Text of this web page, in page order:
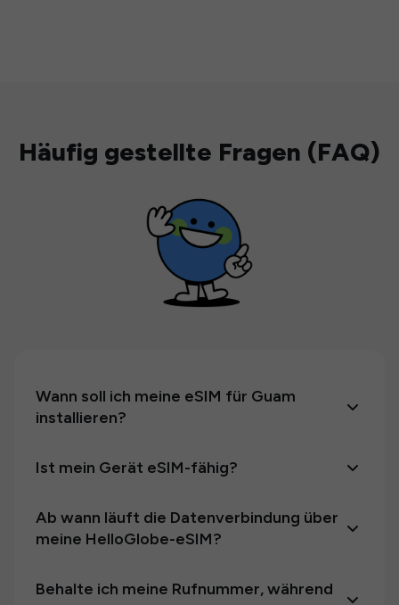
Häufig gestellte Fragen (FAQ)
Wann soll ich meine eSIM für Guam
installieren?
Ist mein Gerät eSIM-fähig?
Ab wann läuft die Datenverbindung über
meine HelloGlobe-eSIM?
Behalte ich meine Rufnummer, während